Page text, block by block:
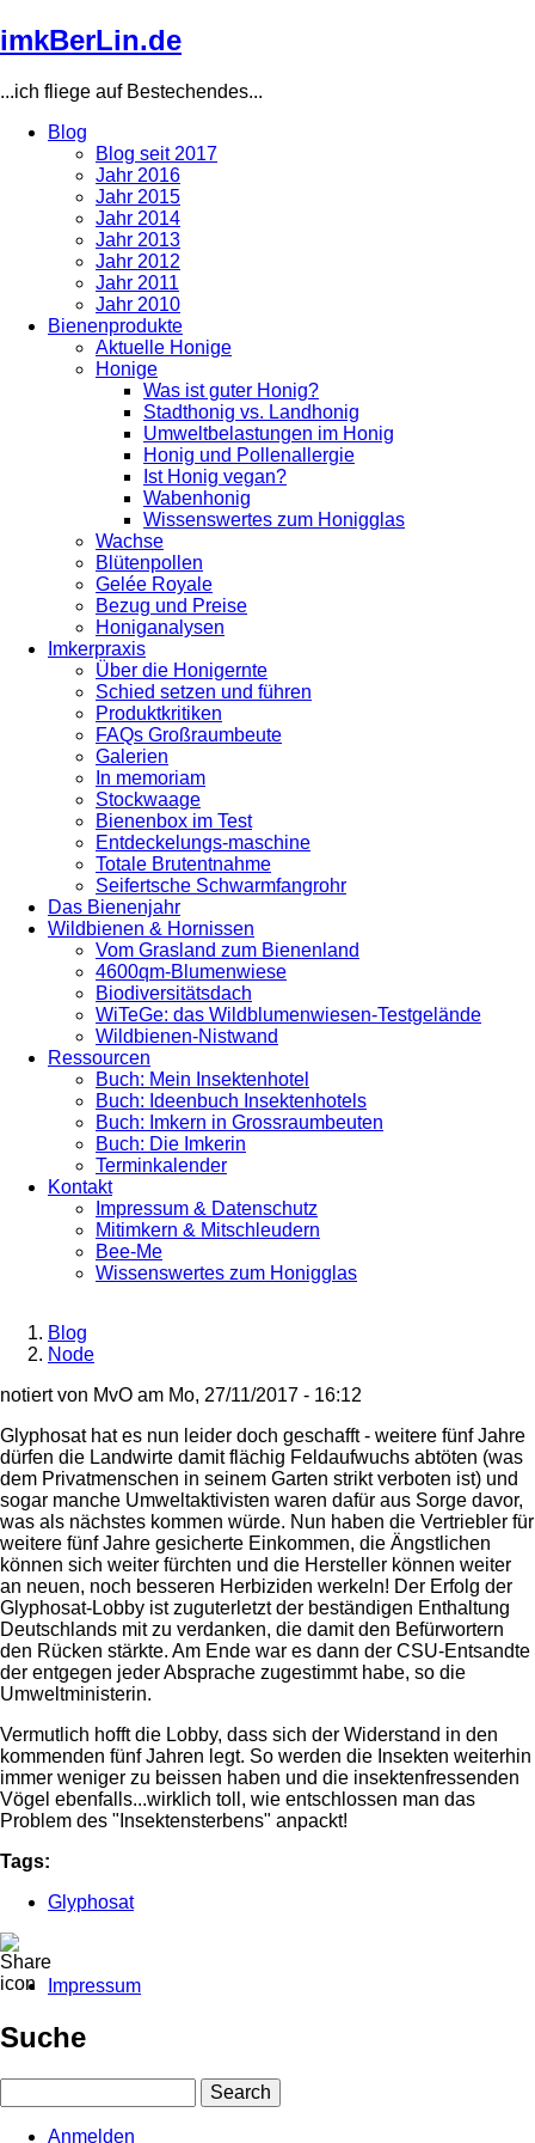
Direkt
zum
imkBerLin.de
...ich fliege auf Bestechendes...
navigation
Blog
Blog seit 2017
Jahr 2016
Jahr 2015
Jahr 2014
Jahr 2013
Jahr 2012
Jahr 2011
Jahr 2010
Bienenprodukte
Aktuelle Honige
Honige
Was ist guter Honig?
Stadthonig vs. Landhonig
Umweltbelastungen im Honig
Honig und Pollenallergie
Ist Honig vegan?
Wabenhonig
Wissenswertes zum Honigglas
Wachse
Blütenpollen
Gelée Royale
Bezug und Preise
Honiganalysen
Imkerpraxis
Über die Honigernte
Schied setzen und führen
Produktkritiken
FAQs Großraumbeute
Galerien
In memoriam
Stockwaage
Bienenbox im Test
Entdeckelungs-maschine
Totale Brutentnahme
Seifertsche Schwarmfangrohr
Das Bienenjahr
Wildbienen & Hornissen
Vom Grasland zum Bienenland
4600qm-Blumenwiese
Biodiversitätsdach
WiTeGe: das Wildblumenwiesen-Testgelände
Wildbienen-Nistwand
Ressourcen
Buch: Mein Insektenhotel
Buch: Ideenbuch Insektenhotels
Buch: Imkern in Grossraumbeuten
Buch: Die Imkerin
Terminkalender
Kontakt
Impressum & Datenschutz
Mitimkern & Mitschleudern
Bee-Me
Wissenswertes zum Honigglas
Breadcrumb
Blog
Node
notiert von MvO am Mo, 27/11/2017 - 16:12
Glyphosat hat es nun leider doch geschafft - weitere fünf Jahre
dürfen die Landwirte damit flächig Feldaufwuchs abtöten (was
dem Privatmenschen in seinem Garten strikt verboten ist) und
sogar manche Umweltaktivisten waren dafür aus Sorge davor,
was als nächstes kommen würde. Nun haben die Vertriebler für
weitere fünf Jahre gesicherte Einkommen, die Ängstlichen
können sich weiter fürchten und die Hersteller können weiter
an neuen, noch besseren Herbiziden werkeln! Der Erfolg der
Glyphosat-Lobby ist zuguterletzt der beständigen Enthaltung
Deutschlands mit zu verdanken, die damit den Befürwortern
den Rücken stärkte. Am Ende war es dann der CSU-Entsandte
der entgegen jeder Absprache zugestimmt habe, so die
Umweltministerin.
Vermutlich hofft die Lobby, dass sich der Widerstand in den
kommenden fünf Jahren legt. So werden die Insekten weiterhin
immer weniger zu beissen haben und die insektenfressenden
Vögel ebenfalls...wirklich toll, wie entschlossen man das
Problem des "Insektensterbens" anpackt!
Tags:
Glyphosat
Impressum
Suche
Anmelden